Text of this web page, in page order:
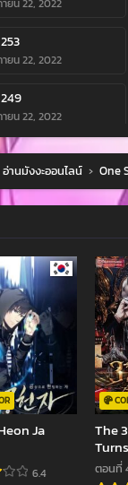
ยน 22, 2022
ยน 22, 2022
ยน 22, 2022
ยน 22, 2022
ยน 22, 2022
น 22, 2022
ยน 22, 2022
น 22, 2022
านมังงะออนไลน์ › One
Ja
6.4
The
ตอนที่